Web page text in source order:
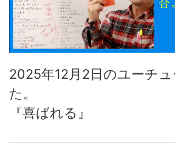
2025年12月2日のユーチ
た。
『喜ばれる』